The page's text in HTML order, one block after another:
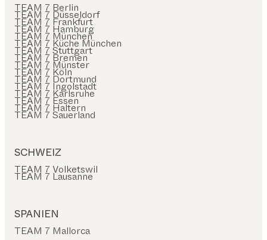
TEAM 7 Berlin
TEAM 7 Düsseldorf
TEAM 7 Frankfurt
TEAM 7 Hamburg
TEAM 7 München
TEAM 7 Küche München
TEAM 7 Stuttgart
TEAM 7 Bremen
TEAM 7 Münster
TEAM 7 Köln
TEAM 7 Dortmund
TEAM 7 Ingolstadt
TEAM 7 Karlsruhe
TEAM 7 Essen
TEAM 7 Haltern
TEAM 7 Sauerland
SCHWEIZ
TEAM 7 Volketswil
TEAM 7 Lausanne
SPANIEN
TEAM 7 Mallorca